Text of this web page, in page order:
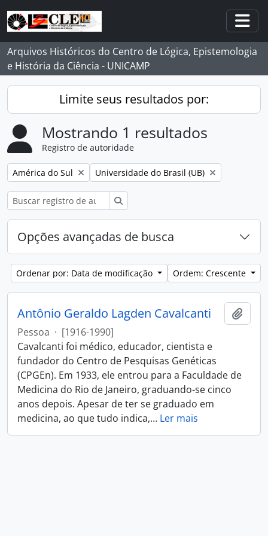
Skip to main content
Arquivos Históricos do Centro de Lógica, Epistemologia
e História da Ciência - UNICAMP
Limite seus resultados por:
Mostrando 1 resultados
Registro de autoridade
Remover filtro:
América do Sul Remover filtro:
Universidade do Brasil (UB)
Opções avançadas de busca
Ordenar por: Data de modificação Ordem: Crescente
Antônio Geraldo Lagden Cavalcanti
Pessoa · [1916-1990]
Cavalcanti foi médico, educador, cientista e
fundador do Centro de Pesquisas Genéticas
(CPGEn). Em 1933, ele entrou para a Faculdade de
Medicina do Rio de Janeiro, graduando-se cinco
anos depois. Apesar de ter se graduado em
medicina, ao que tudo indica,… Ler mais